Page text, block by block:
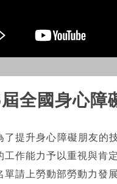
全國身心障
了提升身心障礙朋友的
工作能力予以重視與肯
單請上勞動部勞動力發